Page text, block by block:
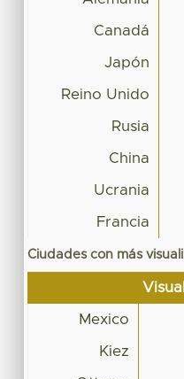
Canadá
Japón
Reino Unido
Rusia
China
Ucrania
Francia
Ciudades con más
Mexico
Kiez